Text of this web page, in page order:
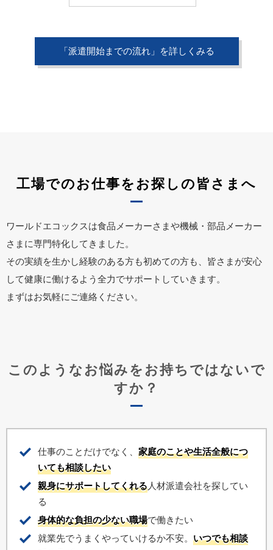
「派遣開始までの流れ」を詳しくみる
工場でのお仕事をお探しの皆さまへ
ワールドエコックスは食品メーカーさまや機械・部品メーカー
さまに専門特化してきました。
その実績を生かし経験のある方も初めての方も、皆さまが安心
して健康に働けるよう全力でサポートしていきます。
まずはお気軽にご連絡ください。
このようなお悩みをお持ちではないで
すか？
仕事のことだけでなく、 家庭のことや生活全般につ
いても相談したい
親身にサポートしてくれる人材派遣会社を探してい
る
身体的な負担の少ない職場で働きたい
就業先でうまくやっていけるか不安。 いつでも相談